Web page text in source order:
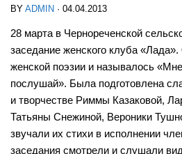
А-Г
Агролесовская сельская
Беловская сельская
Сельская библиотека п.
Бурмистровская сельская
Наши успехи
Проекты
Конкурсы
Независимая оценка качества
Нормативно — правовые акты
BY ADMIN · 04.04.2013
28 марта в Чернореченской
заседание женского клуба
женской поэзии и называлось
послушай». Была подготовлена
и творчестве Риммы Казаковой,
Татьяны Снежиной, Вероники
звучали их стихи в исполнении
заседания смотрели и слушали